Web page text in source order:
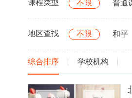
课程类型 不限 普通
地区查找 不限 和平
综合排序 学校机构